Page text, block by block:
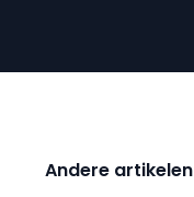
Andere artikelen